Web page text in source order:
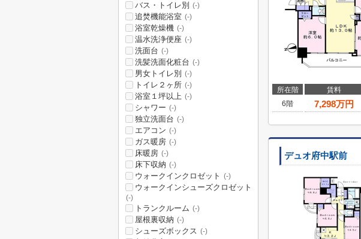
所在階 賃料
6階
7,298万円
デュオ府中駅前
バス・トイレ別 (-)
追焚機能浴室 (-)
浴室乾燥機 (-)
温水洗浄便座 (-)
洗面台 (-)
洗髪洗面化粧台 (-)
男女トイレ別 (-)
トイレ２ヶ所 (-)
浴室１坪以上 (-)
シャワー (-)
独立洗面台 (-)
エアコン (-)
ガス暖房 (-)
床暖房 (-)
床下収納 (-)
ウォークインクロゼット (-)
ウォークインシューズクロゼット
(-)
トランクルーム (-)
屋根裏収納 (-)
シューズボックス (-)